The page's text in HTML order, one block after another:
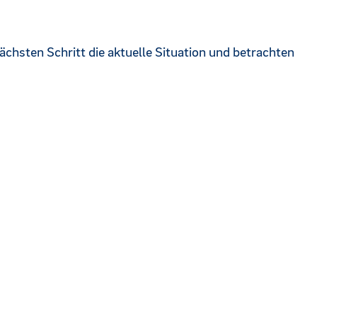
Schritt die aktuelle Situation und betrachten